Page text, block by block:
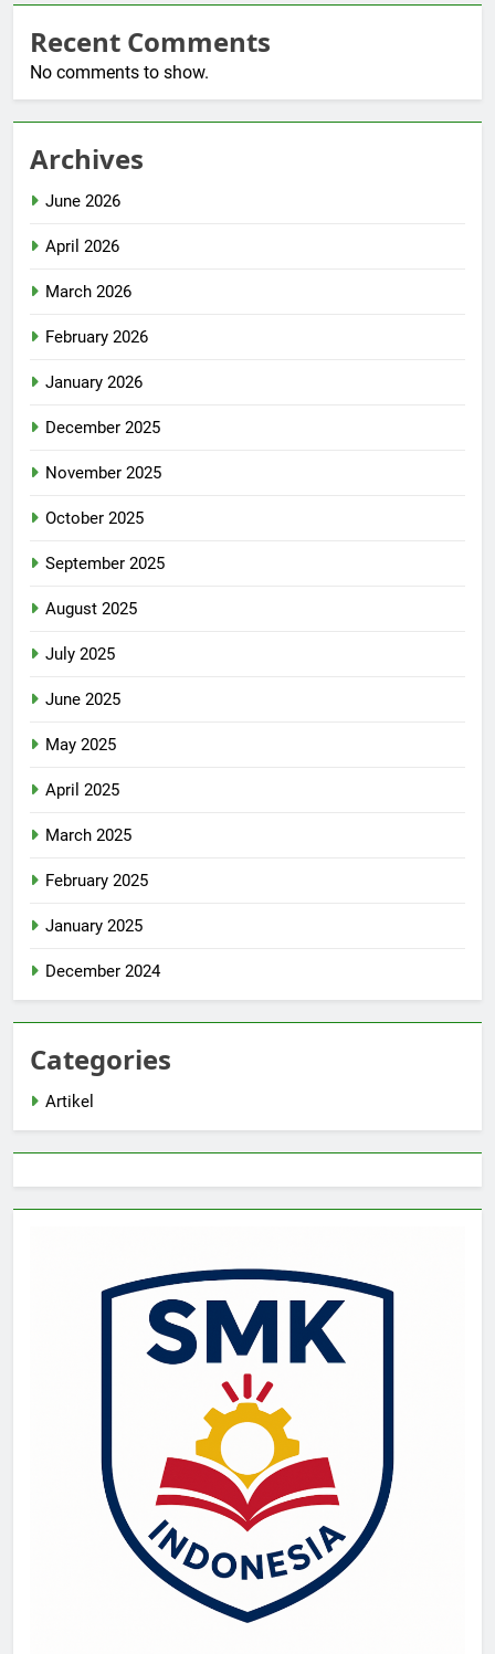
Recent Comments
No comments to show.
Archives
June 2026
April 2026
March 2026
February 2026
January 2026
December 2025
November 2025
October 2025
September 2025
August 2025
July 2025
June 2025
May 2025
April 2025
March 2025
February 2025
January 2025
December 2024
Categories
Artikel